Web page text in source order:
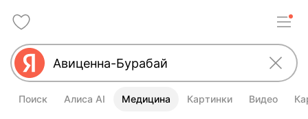
Поиск Алиса AI Медицина Картинки Видео